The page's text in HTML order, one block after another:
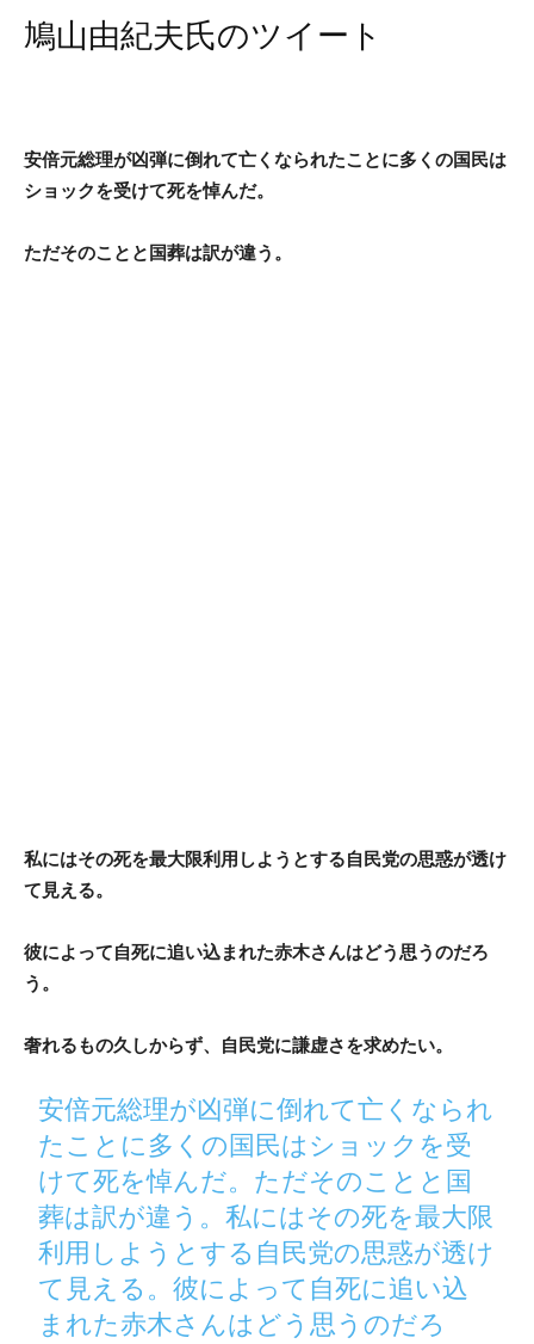
鳩山由紀夫氏のツイート
安倍元総理が凶弾に倒れて亡くなられたことに多くの国民は
ショックを受けて死を悼んだ。
ただそのことと国葬は訳が違う。
私にはその死を最大限利用しようとする自民党の思惑が透け
て見える。
彼によって自死に追い込まれた赤木さんはどう思うのだろ
う。
奢れるもの久しからず、自民党に謙虚さを求めたい。
安倍元総理が凶弾に倒れて亡くなられ
たことに多くの国民はショックを受
けて死を悼んだ。ただそのことと国
葬は訳が違う。私にはその死を最大限
利用しようとする自民党の思惑が透け
て見える。彼によって自死に追い込
まれた赤木さんはどう思うのだろ